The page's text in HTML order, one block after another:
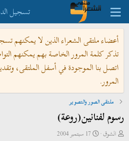
تسجيل
أعضاء ملتقى الشعراء الذين لا يمكنهم
تذكر كلمة المرور الخاصة بهم يمكنهم
اتصل بنا الموجودة في أسفل الملتقى،
المرور.
ملتقى الصور والتصوير
رسوم لفنانين(روعة)
بالشوق
ت17 سبتمبر 2004